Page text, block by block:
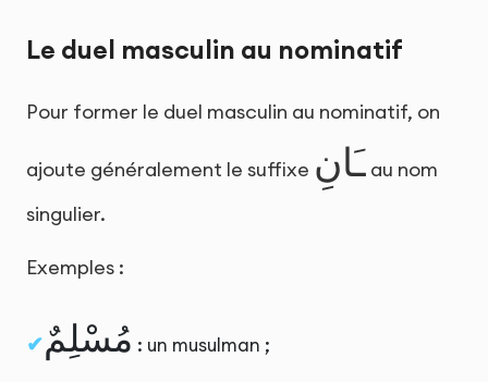
Le duel masculin au nominatif
Pour former le duel masculin au nominatif, on
ajoute généralement le suffixe ـَانِ au nom
singulier.
Exemples :
مُسْلِمٌ : un musulman ;